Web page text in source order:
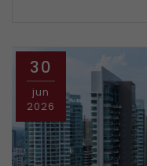
30
jun
2026